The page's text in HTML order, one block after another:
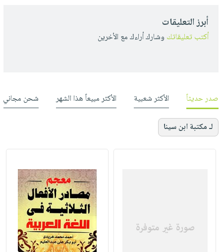
أبرز التعليقات
أكتب تعليقاتك وشارك أراءك مع الأخرين
صدر حديثاً الأكثر شعبية الأكثر مبيعاً هذا الشهر شحن مجاني
لـ مكتبة ابن سينا